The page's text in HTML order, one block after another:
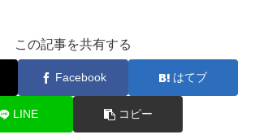
この記事を共有する
Facebook はてブ
LINE コピー